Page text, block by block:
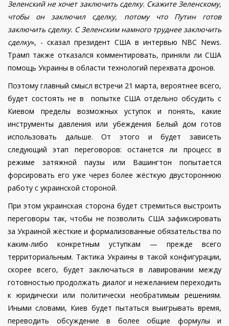
Зеленский не хочет заключить сделку. Скажите Зеленскому,
чтобы он заключил сделку, потому что Путин готов
заключить сделку. С Зеленским намного труднее заключить
сделку», - сказал президент США в интервью NBC News.
Трамп также отказался комментировать, приняли ли США
помощь Украины в области технологий перехвата дронов.
Поэтому главный смысл встречи 21 марта, вероятнее всего,
будет состоять не в попытке США отдельно обсудить с
Киевом пределы возможных уступок и понять, какие
инструменты давления или убеждения Белый дом готов
использовать дальше. От этого и будет зависеть
следующий этап переговоров: останется ли процесс в
режиме затяжной паузы или Вашингтон попытается
форсировать его уже через более жёсткую двустороннюю
работу с украинской стороной.
При этом украинская сторона будет стремиться выстроить
переговоры так, чтобы не позволить США зафиксировать
за Украиной жёсткие и формализованные обязательства по
каким-либо конкретным уступкам — прежде всего
территориальным. Тактика Украины в такой конфигурации,
скорее всего, будет заключаться в лавировании между
готовностью продолжать диалог и нежеланием переходить
к юридически или политически необратимым решениям.
Иными словами, Киев будет пытаться выигрывать время,
переводить обсуждение в более общие формулы и